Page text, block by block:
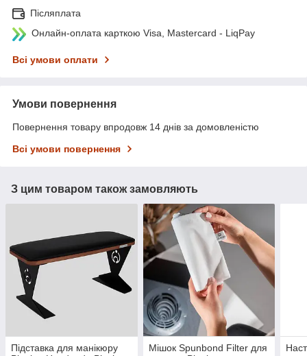
Післяплата
Онлайн-оплата карткою Visa, Mastercard - LiqPay
Всі умови оплати
Умови повернення
Повернення товару впродовж 14 днів за домовленістю
Всі умови повернення
З цим товаром також замовляють
Підставка для манікюру
Мішок Spunbond Filter для